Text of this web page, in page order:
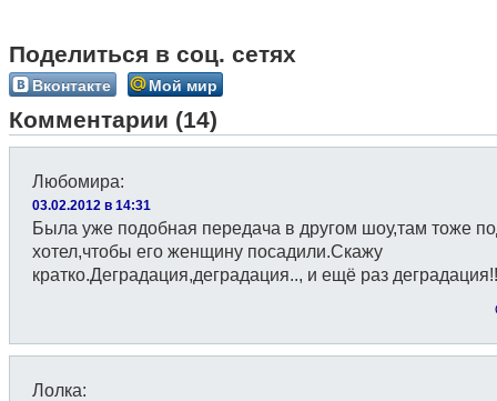
Поделиться в соц. сетях
Вконтакте Мой мир
Комментарии (14)
Любомира:
03.02.2012 в 14:31
Была уже подобная передача в другом шоу,там тоже
хотел,чтобы его женщину посадили.Скажу
кратко.Деградация,деградация.., и ещё раз деградация!!
Лолка: